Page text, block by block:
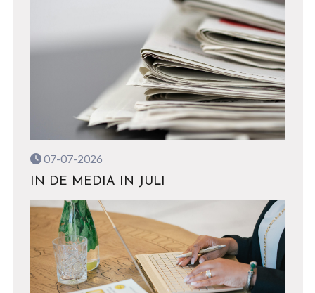
07-07-2026
IN DE MEDIA IN JULI